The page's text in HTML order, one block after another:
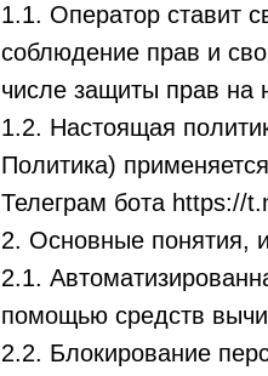
1.1. Оператор ставит
соблюдение прав и
числе защиты прав на
1.2. Настоящая
Политика)
Телеграм бота https://
2. Основные понятия,
2.1.
помощью средств
2.2. Блокирование